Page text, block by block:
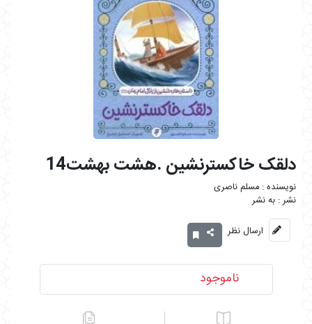
دلقک خاکسترنشین .هشت بهشت14
مسلم ناصری
به نشر
ارسال نظر
ناموجود